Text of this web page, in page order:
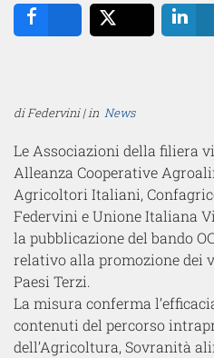
di Federvini | in News
Le Associazioni della filiera
Alleanza Cooperative
Agricoltori Italiani,
Federvini e Unione Italiana
la pubblicazione del bando
relativo alla promozione dei
Paesi Terzi.
La misura conferma
contenuti del percorso
dell’Agricoltura, Sovranità